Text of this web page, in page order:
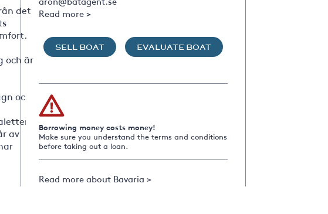
det
och är
och
av
Read more >
SELL BOAT EVALUATE BOAT
Borrowing money costs money!
Make sure you understand the terms and conditions
before taking out a loan.
Read more about Bavaria >